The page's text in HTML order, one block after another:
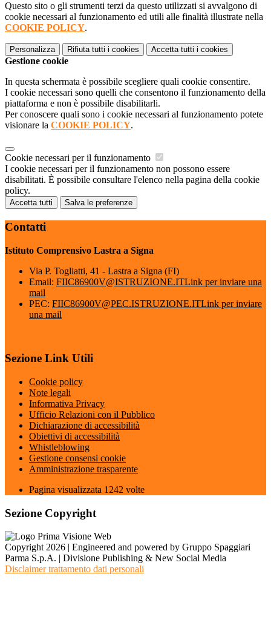
Questo sito o gli strumenti terzi da questo utilizzati si avvalgono di
cookie necessari al funzionamento ed utili alle finalità illustrate nella
COOKIE POLICY.
Personalizza Rifiuta tutti i cookies Accetta tutti i cookies
Gestione cookie
In questa schermata è possibile scegliere quali cookie consentire.
I cookie necessari sono quelli che consentono il funzionamento della
piattaforma e non è possibile disabilitarli.
Per conoscere quali sono i cookie necessari al funzionamento potete
visionare la COOKIE POLICY.
Cookie necessari per il funzionamento
I cookie necessari per il funzionamento non possono essere
disabilitati. È possibile consultare l'elenco nella pagina della cookie
policy.
Accetta tutti Salva le preferenze
Contatti
Istituto Comprensivo Lastra a Signa
Via P. Togliatti, 41 - Lastra a Signa (FI)
Email: FIIC86900V@ISTRUZIONE.ITLink per inviare una
mail
PEC: FIIC86900V@PEC.ISTRUZIONE.ITLink per inviare
una mail
Sezione Link Utili
Cookie policy
Note legali
Informativa Privacy
Ufficio Relazioni con il Pubblico
Dichiarazione di accessibilità
Obiettivi di accessibilità
Whistleblowing
Gestione consensi cookie
Amministrazione trasparente
Pagina visualizzata 1242 volte
Sezione Copyright
Copyright 2026 | Engineered and powered by Gruppo Spaggiari
Parma S.p.A. | Divisione Publishing & New Social Media
Disclaimer trattamento dati personali